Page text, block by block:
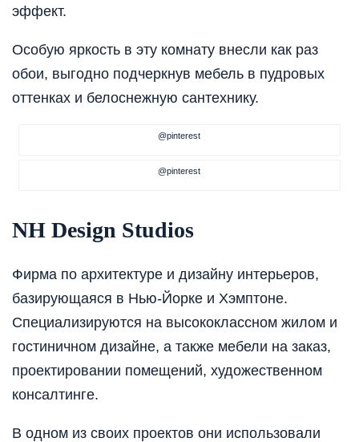
эффект.
Особую яркость в эту комнату внесли как раз
обои, выгодно подчеркнув мебель в пудровых
оттенках и белоснежную сантехнику.
@pinterest
@pinterest
NH Design Studios
Фирма по архитектуре и дизайну интерьеров,
базирующаяся в Нью-Йорке и Хэмптоне.
Специализируются на высококлассном жилом и
гостиничном дизайне, а также мебели на заказ,
проектировании помещений, художественном
консалтинге.
В одном из своих проектов они использовали